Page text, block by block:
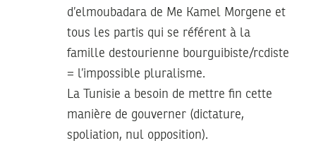
d’elmoubadara de Me Kamel Morgene et
tous les partis qui se référent à la
famille destourienne bourguibiste/rcdiste
= l’impossible pluralisme.
La Tunisie a besoin de mettre fin cette
manière de gouverner (dictature,
spoliation, nul opposition).